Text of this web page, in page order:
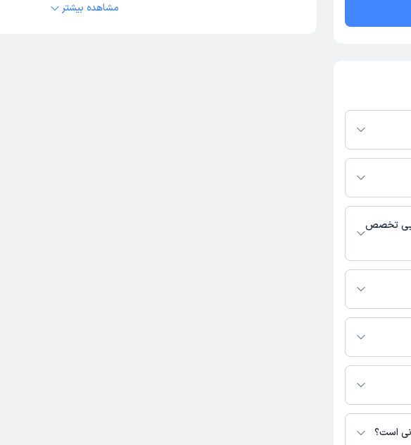
مشاهده بیشتر
دکترتو باشند،
بودن پروفایل
پزشکی و
تخصص
فعالیت
این صفحه ثبت
است؟